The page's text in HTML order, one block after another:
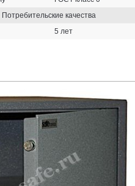
Потребительские качества
5 лет